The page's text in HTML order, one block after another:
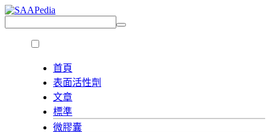
首頁
表面活性劑
文章
標準
微膠囊